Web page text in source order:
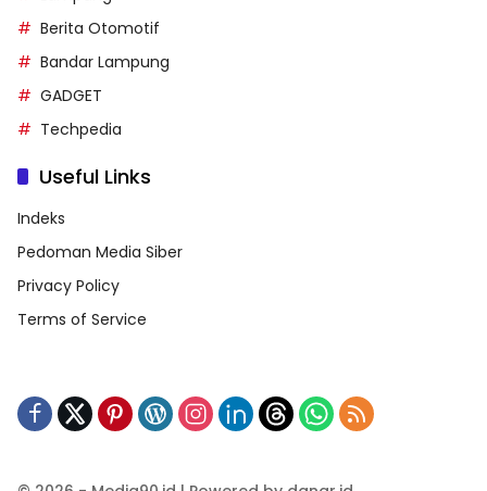
Berita Otomotif
Bandar Lampung
GADGET
Techpedia
Useful Links
Indeks
Pedoman Media Siber
Privacy Policy
Terms of Service